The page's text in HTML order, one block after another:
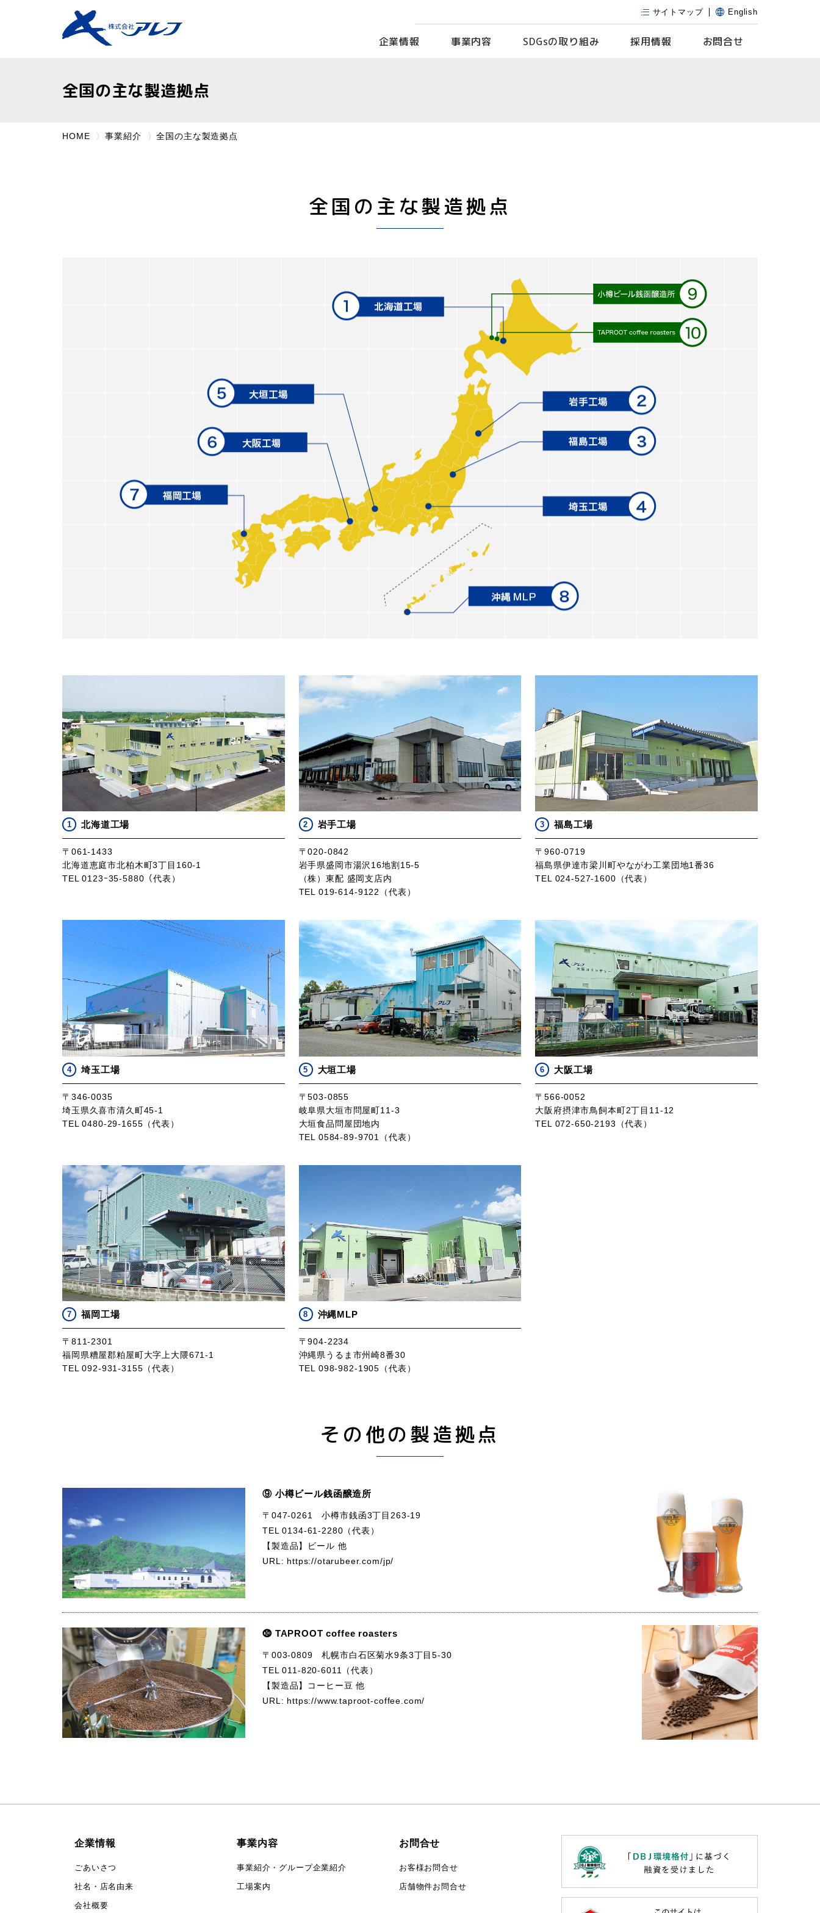
サイトマップ English
企業情報 事業内容 SDGsの取り組み 採用情報 お問合せ
全国の主な製造拠点
HOME 事業紹介 全国の主な製造拠点
全国の主な製造拠点
1 北海道工場
〒061-1433
北海道恵庭市北柏木町3丁目160-1
TEL 0123ｰ35-5880（代表）
2 岩手工場
〒020-0842
岩手県盛岡市湯沢16地割15-5
（株）東配 盛岡支店内
TEL 019-614-9122（代表）
3 福島工場
〒960-0719
福島県伊達市梁川町やながわ工業団地1番36
TEL 024-527-1600（代表）
4 埼玉工場
〒346-0035
埼玉県久喜市清久町45-1
TEL 0480-29-1655（代表）
5 大垣工場
〒503-0855
岐阜県大垣市問屋町11-3
大垣食品問屋団地内
TEL 0584-89-9701（代表）
6 大阪工場
〒566-0052
大阪府摂津市鳥飼本町2丁目11-12
TEL 072-650-2193（代表）
7 福岡工場
〒811-2301
福岡県糟屋郡粕屋町大字上大隈671-1
TEL 092-931-3155（代表）
8 沖縄MLP
〒904-2234
沖縄県うるま市州崎8番30
TEL 098-982-1905（代表）
その他の製造拠点
⑨ 小樽ビール銭函醸造所
〒047-0261 小樽市銭函3丁目263-19
TEL 0134-61-2280（代表）
【製造品】ビール 他
URL: https://otarubeer.com/jp/
⓾ TAPROOT coffee roasters
〒003-0809 札幌市白石区菊水9条3丁目5-30
TEL 011-820-6011（代表）
【製造品】コーヒー豆 他
URL: https://www.taproot-coffee.com/
企業情報
ごあいさつ
社名・店名由来
会社概要
事業内容
事業紹介・グループ企業紹介
工場案内
お問合せ
お客様お問合せ
店舗物件お問合せ